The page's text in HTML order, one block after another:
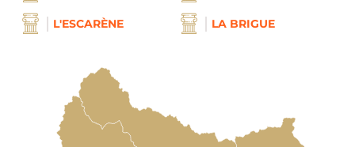
L'ESCARÈNE LA BRIGUE